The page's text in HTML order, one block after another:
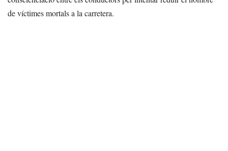
de víctimes mortals a la carretera.